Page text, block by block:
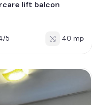
lift balcon
5 40 mp